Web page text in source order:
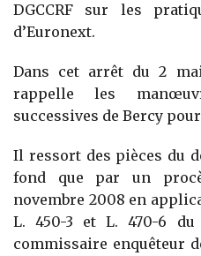
DGCCRF sur les
d’Euronext.
Dans cet arrêt du 2
rappelle les
successives de Bercy
Il ressort des pièces du
fond que par un
novembre 2008 en
L. 450-3 et L. 470-6
commissaire enquêteur